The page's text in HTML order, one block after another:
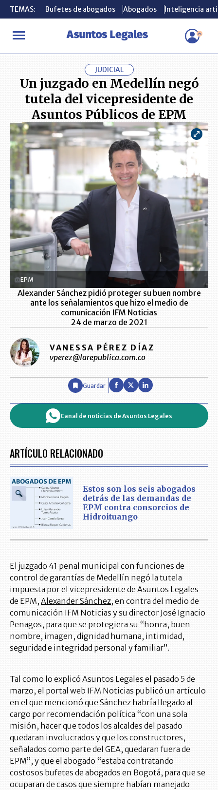
TEMAS: Bufetes de abogados Abogados Inteligencia
INICIO ACTUALIDAD Un juzgado en Medellín negó tutela del
TEMAS: Bufetes de abogados Abogados Inteligencia
JUDICIAL
Un juzgado en Medellín negó
tutela del vicepresidente de
Asuntos Públicos de EPM
EPM
Alexander Sánchez pidió proteger su buen nombre
ante los señalamientos que hizo el medio de
comunicación IFM Noticias
24 de marzo de 2021
VANESSA PÉREZ DÍAZ
vperez@larepublica.com.co
Guardar
Canal de noticias de Asuntos Legales
ARTÍCULO RELACIONADO
Estos son los seis abogados
detrás de las demandas de
EPM contra consorcios de
Hidroituango
El juzgado 41 penal municipal con funciones de
control de garantías de Medellín negó la tutela
impuesta por el vicepresidente de Asuntos Legales
de EPM, Alexander Sánchez, en contra del medio de
comunicación IFM Noticias y su director José Ignacio
Penagos, para que se protegiera su “honra, buen
nombre, imagen, dignidad humana, intimidad,
seguridad e integridad personal y familiar”.
Tal como lo explicó Asuntos Legales el pasado 5 de
marzo, el portal web IFM Noticias publicó un artículo
en el que mencionó que Sánchez habría llegado al
cargo por recomendación política “con una sola
misión, hacer que todos los alcaldes del pasado
quedaran involucrados y que los constructores,
señalados como parte del GEA, quedaran fuera de
EPM”, y que el abogado “estaba contratando
costosos bufetes de abogados en Bogotá, para que se
ocuparan de casos que siempre habían manejado